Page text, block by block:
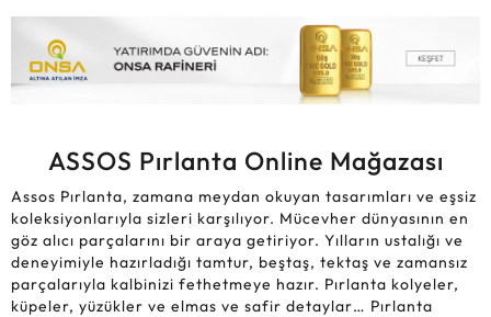
ASSOS Pırlanta Online Mağazası
Assos Pırlanta, zamana meydan okuyan tasarımları ve eşsiz
koleksiyonlarıyla sizleri karşılıyor. Mücevher dünyasının en
göz alıcı parçalarını bir araya getiriyor. Yılların ustalığı ve
deneyimiyle hazırladığı tamtur, beştaş, tektaş ve zamansız
parçalarıyla kalbinizi fethetmeye hazır. Pırlanta kolyeler,
küpeler, yüzükler ve elmas ve safir detaylar… Pırlanta